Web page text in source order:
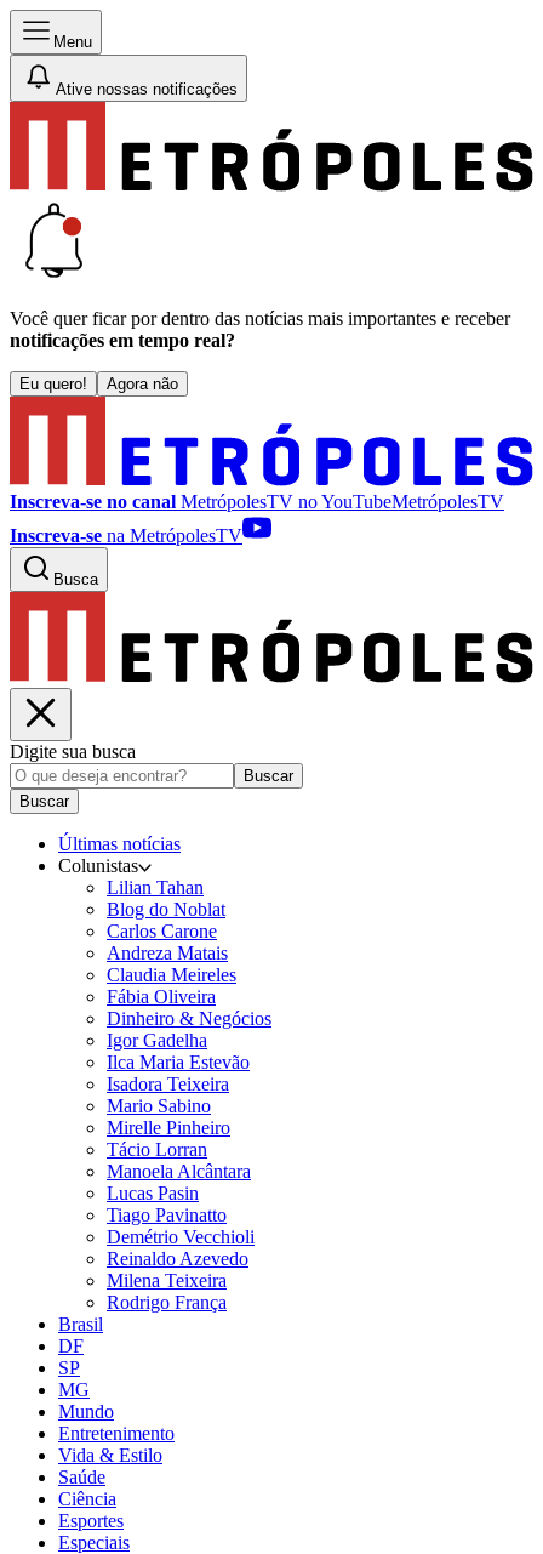
Menu
Ative nossas notificações
Você quer ficar por dentro das notícias mais importantes e receber
notificações em tempo real?
Eu quero! Agora não
Inscreva-se no canal MetrópolesTV noYouTubeMetrópolesTV
Inscreva-se na MetrópolesTV
Busca
Digite sua busca
Buscar
Buscar
Últimas notícias
Colunistas
Lilian Tahan
Blog do Noblat
Carlos Carone
Andreza Matais
Claudia Meireles
Fábia Oliveira
Dinheiro & Negócios
Igor Gadelha
Ilca Maria Estevão
Isadora Teixeira
Mario Sabino
Mirelle Pinheiro
Tácio Lorran
Manoela Alcântara
Lucas Pasin
Tiago Pavinatto
Demétrio Vecchioli
Reinaldo Azevedo
Milena Teixeira
Rodrigo França
Brasil
DF
SP
MG
Mundo
Entretenimento
Vida & Estilo
Saúde
Ciência
Esportes
Especiais